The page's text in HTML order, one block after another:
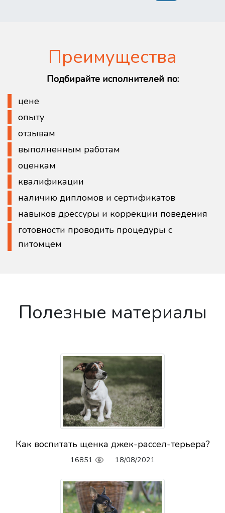
Преимущества
Подбирайте исполнителей по:
цене
опыту
отзывам
выполненным работам
оценкам
квалификации
наличию дипломов и сертификатов
навыков дрессуры и коррекции поведения
готовности проводить процедуры с
питомцем
Полезные материалы
Как воспитать щенка джек-рассел-терьера?
16851 18/08/2021